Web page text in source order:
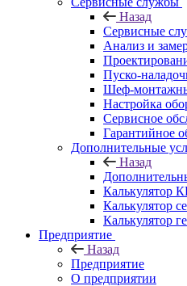
Назад
Сервисные
Анализ и
Пуско-
Шеф-
Настройка
Сервисное
Гарантийное
Дополнительные
Назад
Калькулятор
Калькулятор
Калькулятор
Предприятие
Назад
Предприятие
О предприятии